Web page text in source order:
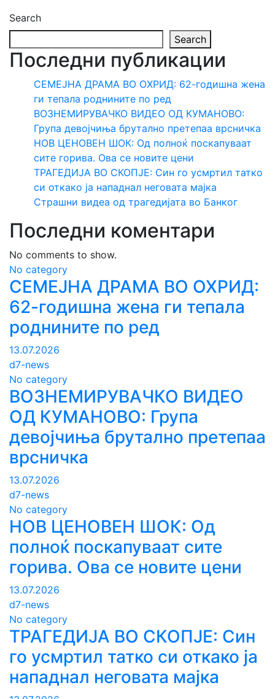
Search
Search
Последни публикации
СЕМЕЈНА ДРАМА ВО ОХРИД: 62-годишна жена
ги тепала роднините по ред
ВОЗНЕМИРУВАЧКО ВИДЕО ОД КУМАНОВО:
Група девојчиња брутално претепаа врсничка
НОВ ЦЕНОВЕН ШОК: Од полноќ поскапуваат
сите горива. Ова се новите цени
ТРАГЕДИЈА ВО СКОПЈЕ: Син го усмртил татко
си откако ја нападнал неговата мајка
Страшни видеа од трагедијата во Банког
Последни коментари
No comments to show.
No category
СЕМЕЈНА ДРАМА ВО ОХРИД:
62-годишна жена ги тепала
роднините по ред
13.07.2026
d7-news
No category
ВОЗНЕМИРУВАЧКО ВИДЕО
ОД КУМАНОВО: Група
девојчиња брутално претепаа
врсничка
13.07.2026
d7-news
No category
НОВ ЦЕНОВЕН ШОК: Од
полноќ поскапуваат сите
горива. Ова се новите цени
13.07.2026
d7-news
No category
ТРАГЕДИЈА ВО СКОПЈЕ: Син
го усмртил татко си откако ја
нападнал неговата мајка